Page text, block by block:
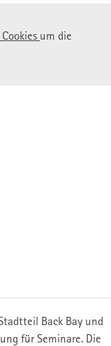
um die
Back Bay und
für Seminare. Die